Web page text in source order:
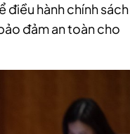
điều hành chính sách
đảm an toàn cho